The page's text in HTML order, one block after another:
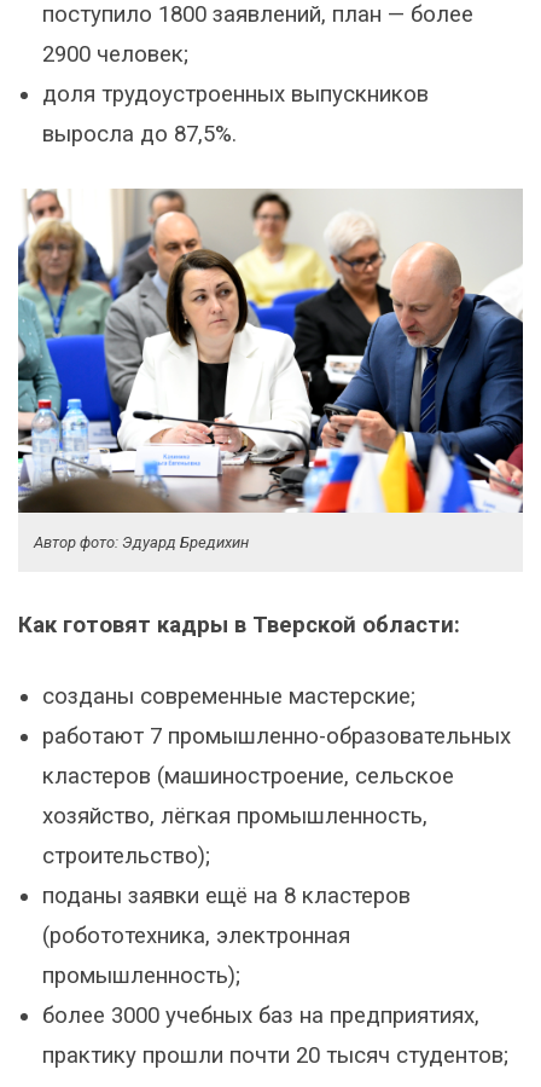
поступило 1800 заявлений, план — более
2900 человек;
доля трудоустроенных выпускников
выросла до 87,5%.
Автор фото: Эдуард Бредихин
Как готовят кадры в Тверской области:
созданы современные мастерские;
работают 7 промышленно-образовательных
кластеров (машиностроение, сельское
хозяйство, лёгкая промышленность,
строительство);
поданы заявки ещё на 8 кластеров
(робототехника, электронная
промышленность);
более 3000 учебных баз на предприятиях,
практику прошли почти 20 тысяч студентов;